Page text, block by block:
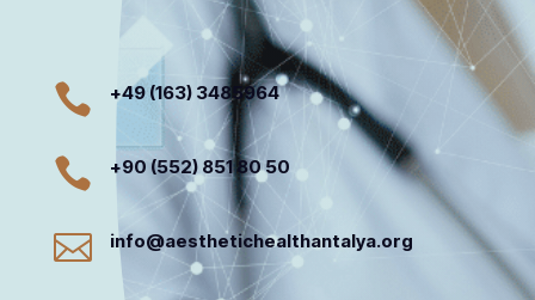
 +49 (163) 3485964
 +90 (552) 851 80 50
 info@aesthetichealthantalya.org